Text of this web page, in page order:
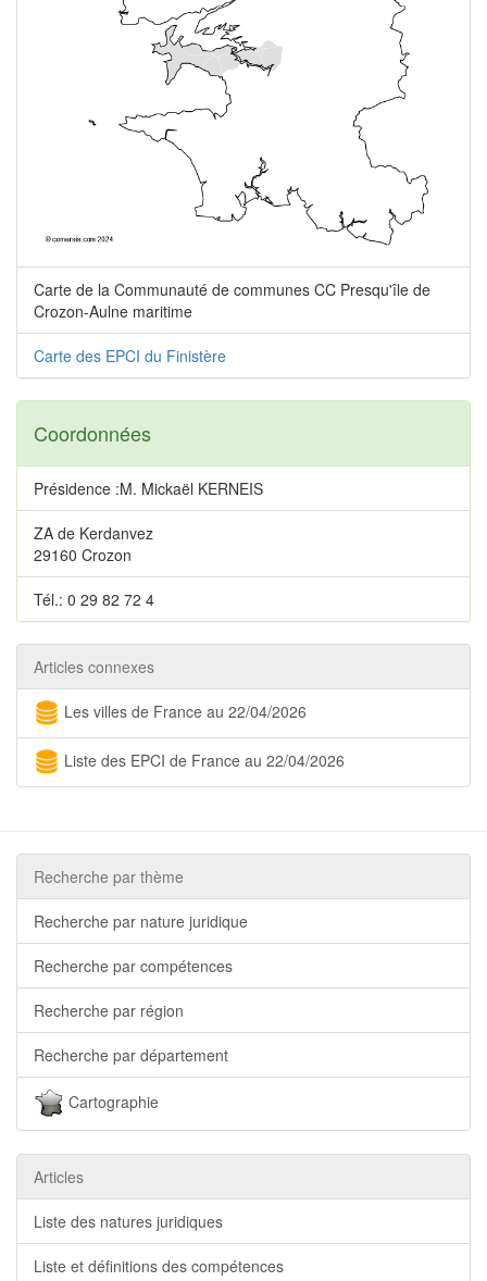
Carte de la Communauté de communes CC Presqu'île de
Crozon-Aulne maritime
Carte des EPCI du Finistère
Coordonnées
Présidence :M. Mickaël KERNEIS
ZA de Kerdanvez
29160 Crozon
Tél.: 0 29 82 72 4
Articles connexes
Les villes de France au 22/04/2026
Liste des EPCI de France au 22/04/2026
Recherche par thème
Recherche par nature juridique
Recherche par compétences
Recherche par région
Recherche par département
Cartographie
Articles
Liste des natures juridiques
Liste et définitions des compétences